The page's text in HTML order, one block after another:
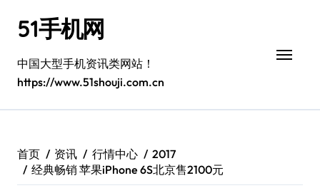
51手机网
中国大型手机资讯类网站！
https://www.51shouji.com.cn
首页 资讯 行情中心
2017
经典畅销 苹果iPhone 6S北京售2100元